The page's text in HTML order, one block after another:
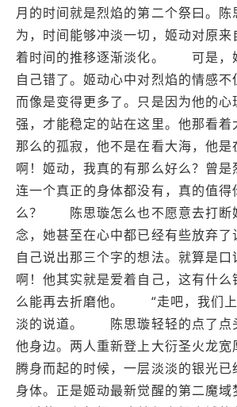
月的时间就是烈焰的第二个祭曰。陈
为，时间能够冲淡一切，姬动对原来
着时间的推移逐渐淡化。 可是，
自己错了。姬动心中对烈焰的情感不
而像是变得更多了。只是因为他的心
强，才能稳定的站在这里。他那看着
那么的孤寂，他不是在看大海，他是
啊！姬动，我真的有那么好么？曾是
连一个真正的身体都没有，真的值得
么？ 陈思璇怎么也不愿意去打断
念，她甚至在心中都已经有些放弃了
自己说出那三个字的想法。就算是口
啊！他其实就是爱着自己，这有什么
么能再去折磨他。 “走吧，我们上
淡的说道。 陈思璇轻轻的点了点
他身边。两人重新登上大衍圣火龙宽
腾身而起的时候，一层淡淡的银光已
身体。正是姬动最新觉醒的第二魔